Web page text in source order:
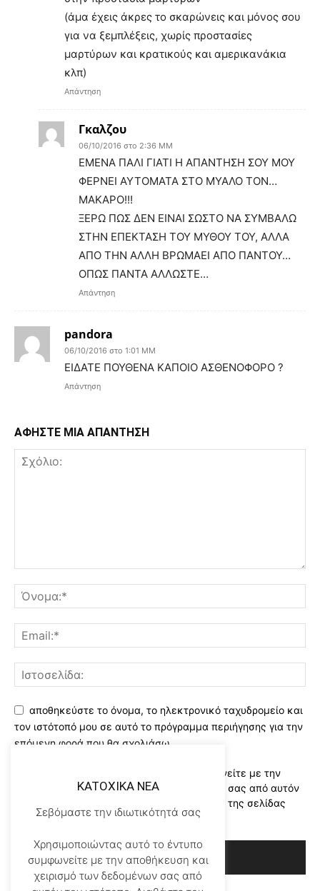
(άμα έχεις άκρες το σκαρώνεις και μόνος σου
για να ξεμπλέξεις, χωρίς προστασίες
μαρτύρων και κρατικούς και αμερικανάκια
κλπ)
Απάντηση
Γκαλζου
06/10/2016 στο 2:36 ΜΜ
ΕΜΕΝΑ ΠΑΛΙ ΓΙΑΤΙ Η ΑΠΑΝΤΗΣΗ ΣΟΥ ΜΟΥ
ΦΕΡΝΕΙ ΑΥΤΟΜΑΤΑ ΣΤΟ ΜΥΑΛΟ ΤΟΝ…
ΜΑΚΑΡΟ!!!
ΞΕΡΩ ΠΩΣ ΔΕΝ ΕΙΝΑΙ ΣΩΣΤΟ ΝΑ ΣΥΜΒΑΛΩ
ΣΤΗΝ ΕΠΕΚΤΑΣΗ ΤΟΥ ΜΥΘΟΥ ΤΟΥ, ΑΛΛΑ
ΑΠΟ ΤΗΝ ΑΛΛΗ ΒΡΩΜΑΕΙ ΑΠΟ ΠΑΝΤΟΥ…
ΟΠΩΣ ΠΑΝΤΑ ΑΛΛΩΣΤΕ…
Απάντηση
pandora
06/10/2016 στο 1:01 ΜΜ
ΕΙΔΑΤΕ ΠΟΥΘΕΝΑ ΚΑΠΟΙΟ ΑΣΘΕΝΟΦΟΡΟ ?
Απάντηση
ΑΦΗΣΤΕ ΜΙΑ ΑΠΑΝΤΗΣΗ
αποθηκεύστε το όνομα, το ηλεκτρονικό ταχυδρομείο και
τον ιστότοπό μου σε αυτό το πρόγραμμα περιήγησης για την
επόμενη φορά που θα σχολιάσω.
Χρησιμοποιώντας αυτό το έντυπο συμφωνείτε με την
αποθήκευση και χειρισμό των δεδομένων σας από αυτόν
τον ιστότοπο..Διαβάστε του ορους χρήσης της σελίδας
μας*
KATOXIKA NEA
Σεβόμαστε την ιδιωτικότητά σας
Χρησιμοποιώντας αυτό το έντυπο
συμφωνείτε με την αποθήκευση και
χειρισμό των δεδομένων σας από